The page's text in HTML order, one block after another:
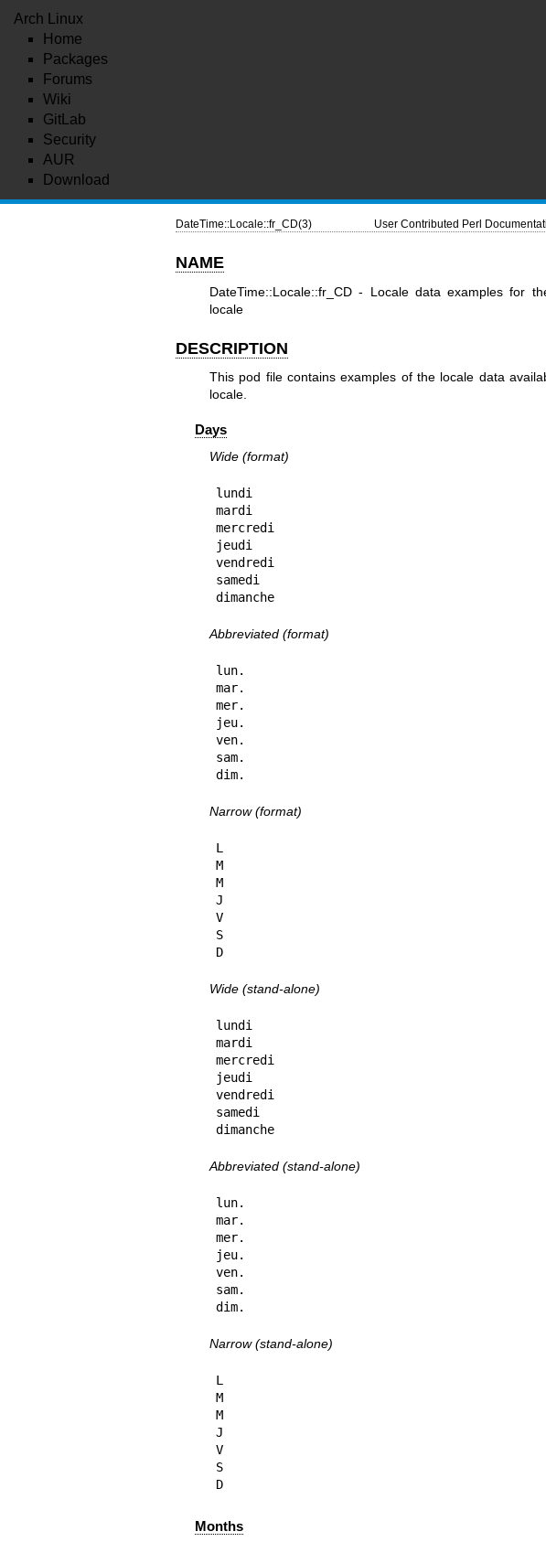
Arch Linux
Home
Packages
Forums
Wiki
GitLab
Security
AUR
Download
DateTime::Locale::fr_CD(3) User Contributed Perl
NAME
DateTime::Locale::fr_CD - Locale data examples for
locale
DESCRIPTION
This pod file contains examples of the locale data
locale.
Days
Wide (format)
lundi
mardi
mercredi
jeudi
vendredi
samedi
dimanche
Abbreviated (format)
lun.
mar.
mer.
jeu.
ven.
sam.
dim.
Narrow (format)
L
M
M
J
V
S
D
Wide (stand-alone)
lundi
mardi
mercredi
jeudi
vendredi
samedi
dimanche
Abbreviated (stand-alone)
lun.
mar.
mer.
jeu.
ven.
sam.
dim.
Narrow (stand-alone)
L
M
M
J
V
S
D
Months